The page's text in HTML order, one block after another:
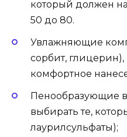
который должен
50 до 80.
Увлажняющие
сорбит,
комфортное
Пенообразующие
выбирать те,
лаурилсульфаты);